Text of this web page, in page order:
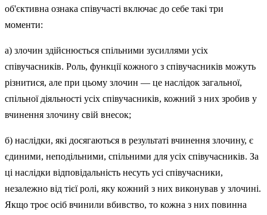
об'єктивна ознака співучасті включає до себе такі три
моменти:
а) злочин здійснюється спільними зусиллями усіх
співучасників. Роль, функції кожного з співучасників можуть
різнитися, але при цьо­му злочин — це наслідок загальної,
спільної діяльності усіх співу­часників, кожний з них зробив у
вчинення злочину свій внесок;
б) наслідки, які досягаються в результаті вчинення злочину, є
єдиними, неподільними, спільними для усіх співучасників. За
ці наслідки відповідальність несуть усі співучасники,
незалежно від тієї ролі, яку кожний з них виконував у злочині.
Якщо троє осіб вчинили вбивство, то кожна з них повинна